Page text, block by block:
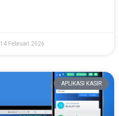
14 Februari 2026
APLIKASI KASIR